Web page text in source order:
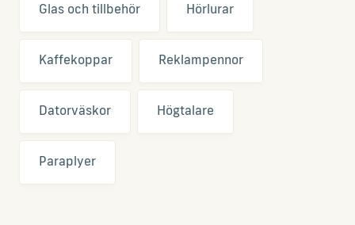
Glas och tillbehör Hörlurar
Kaffekoppar Reklampennor
Datorväskor Högtalare
Paraplyer